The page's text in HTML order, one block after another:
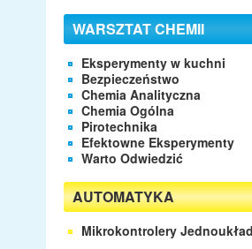
WARSZTAT CHEMII
Eksperymenty w kuchni
Bezpieczeństwo
Chemia Analityczna
Chemia Ogólna
Pirotechnika
Efektowne Eksperymenty
Warto Odwiedzić
AUTOMATYKA
Mikrokontrolery